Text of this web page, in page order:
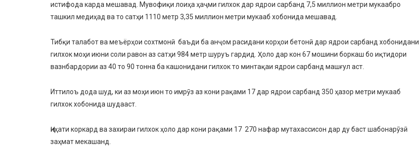
истифода карда мешавад. Мувофиқи лоиҳа ҳаҷми гилхок дар ядрои сарбанд 7,5 миллион метри мукаабро
ташкил медиҳад ва то сатҳи 1110 метр 3,35 миллион метри мукааб хобонида мешавад.
Тибқи талабот ва меъёрҳои сохтмонӣ баъди ба анҷом расидани корҳои бетонӣ дар ядрои сарбанд хобонидани
гилхок моҳи июни соли равон аз сатҳи 984 метр шуруъ гардид. Ҳоло дар кон 67 мошини боркаш бо иқтидори
вазнбардории аз 40 то 90 тонна ба кашонидани гилхок то минтақаи ядрои сарбанд машғул аст.
Иттилоъ дода шуд, ки аз моҳи июн то имрӯз аз кони рақами 17 дар ядрои сарбанд 350 ҳазор метри мукааб
гилхок хобонида шудааст.
Ҷиҳати коркард ва захираи гилхок ҳоло дар кони рақами 17 270 нафар мутахассисон дар ду баст шабонарӯзӣ
заҳмат мекашанд.